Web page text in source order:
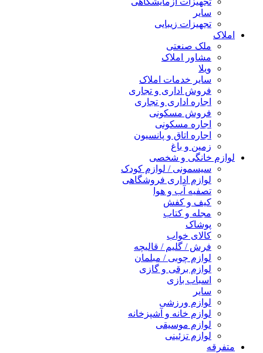
سایر
تجهیزات زیبایی
املاک
ملک صنعتی
مشاور املاک
ویلا
سایر خدمات املاک
فروش اداری و تجاری
اجاره اداری و تجاری
فروش مسکونی
اجاره مسکونی
اجاره اتاق و پانسیون
زمین و باغ
لوازم خانگی و شخصی
سیسمونی / لوازم کودک
لوازم اداری فروشگاهی
تصفیه آب و هوا
کیف و کفش
مجله و کتاب
پوشاک
کالای خواب
فرش / گلیم / قالیچه
لوازم چوبی / مبلمان
لوازم برقی و گازی
اسباب بازی
سایر
لوازم ورزشی
لوازم خانه و آشپزخانه
لوازم موسیقی
لوازم تزئینی
متفرقه